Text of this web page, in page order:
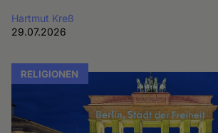
Hartmut Kreß
29.07.2026
RELIGIONEN